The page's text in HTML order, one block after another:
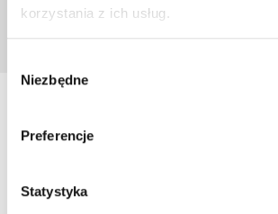
korzystania z ich usług.
Niezbędne
Preferencje
Statystyka
AKTUALNOŚCI
20% zniżki dla absolwentów